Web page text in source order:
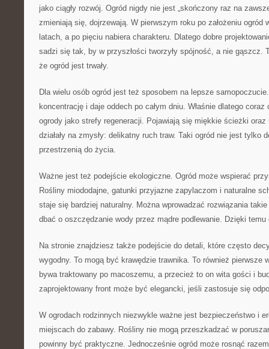
jako ciągły rozwój. Ogród nigdy nie jest „skończony raz na
zmieniają się, dojrzewają. W pierwszym roku po założeniu ogród
latach, a po pięciu nabiera charakteru. Dlatego dobre
sadzi się tak, by w przyszłości tworzyły spójność, a nie gąszcz.
że ogród jest trwały.
Dla wielu osób ogród jest też sposobem na lepsze
koncentrację i daje oddech po całym dniu. Właśnie dlatego
ogrody jako strefy regeneracji. Pojawiają się miękkie ścieżki
działały na zmysły: delikatny ruch traw. Taki ogród nie jest tylko
przestrzenią do życia.
Ważne jest też podejście ekologiczne. Ogród może wspierać
Rośliny miododajne, gatunki przyjazne zapylaczom i naturalne
staje się bardziej naturalny. Można wprowadzać rozwiązania
dbać o oszczędzanie wody przez mądre podlewanie. Dzięki temu
Na stronie znajdziesz także podejście do detali, które często
wygodny. To mogą być krawędzie trawnika. To również pierwsze
bywa traktowany po macoszemu, a przecież to on wita gości i
zaprojektowany front może być elegancki, jeśli zastosuje się
W ogrodach rodzinnych niezwykle ważne jest bezpieczeństwo i
miejscach do zabawy. Rośliny nie mogą przeszkadzać w
powinny być praktyczne. Jednocześnie ogród może rosnąć